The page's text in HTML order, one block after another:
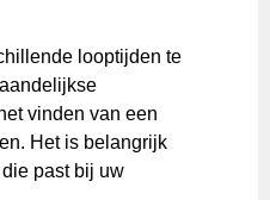
looptijden te
vinden van een
Het is belangrijk
past bij uw